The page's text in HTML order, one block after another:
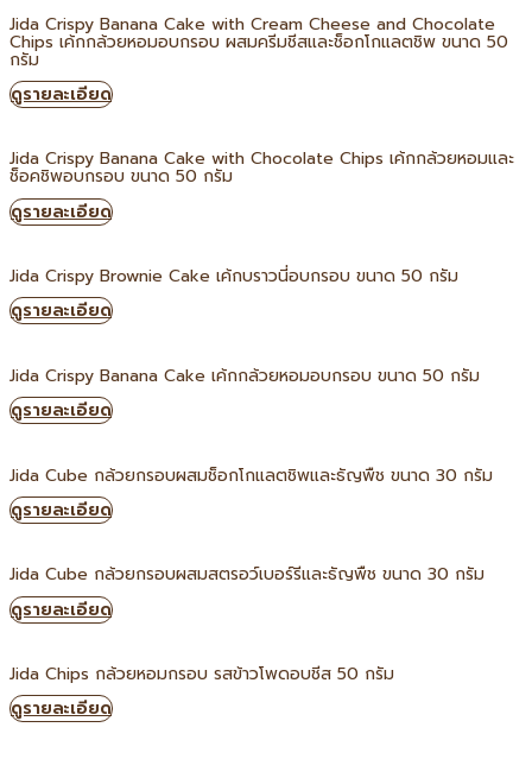
Jida Crispy Banana Cake with Cream Cheese and Chocolate
Chips เค้กกล้วยหอมอบกรอบ ผสมครีมชีสและช็อกโกแลตชิพ ขนาด 50
กรัม
ดูรายละเอียด
Jida Crispy Banana Cake with Chocolate Chips เค้กกล้วยหอมและ
ช็อคชิพอบกรอบ ขนาด 50 กรัม
ดูรายละเอียด
Jida Crispy Brownie Cake เค้กบราวนี่อบกรอบ ขนาด 50 กรัม
ดูรายละเอียด
Jida Crispy Banana Cake เค้กกล้วยหอมอบกรอบ ขนาด 50 กรัม
ดูรายละเอียด
Jida Cube กล้วยกรอบผสมช็อกโกแลตชิพและธัญพืช ขนาด 30 กรัม
ดูรายละเอียด
Jida Cube กล้วยกรอบผสมสตรอว์เบอร์รีและธัญพืช ขนาด 30 กรัม
ดูรายละเอียด
Jida Chips กล้วยหอมกรอบ รสข้าวโพดอบชีส 50 กรัม
ดูรายละเอียด